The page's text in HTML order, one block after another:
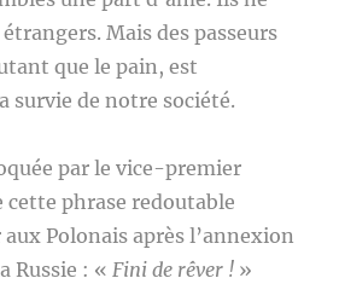
Mais des passeurs
que le pain, est
survie de notre société.
par le vice-premier
phrase redoutable
Polonais après l’annexion
Russie : «Fini de rêver ! »